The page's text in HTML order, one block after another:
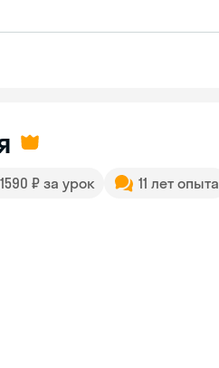
₽ за урок 11 лет опыта